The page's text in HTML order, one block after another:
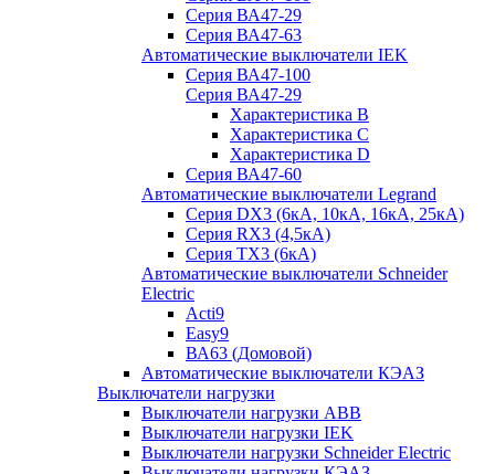
Серия ВА47-29
Серия ВА47-63
Автоматические выключатели IEK
Серия ВА47-100
Серия ВА47-29
Характеристика B
Характеристика C
Характеристика D
Серия ВА47-60
Автоматические выключатели Legrand
Серия DX3 (6кА, 10кА, 16кА, 25кА)
Серия RX3 (4,5кА)
Серия TX3 (6кА)
Автоматические выключатели Schneider
Electric
Acti9
Easy9
ВА63 (Домовой)
Автоматические выключатели КЭАЗ
Выключатели нагрузки
Выключатели нагрузки ABB
Выключатели нагрузки IEK
Выключатели нагрузки Schneider Electric